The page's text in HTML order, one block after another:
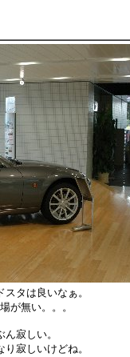
タは良いなぁ。
が無い。。。
寂しい。
寂しいけどね。